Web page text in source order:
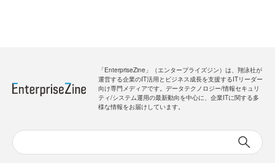
「EnterpriseZine」（エンタープライズジン）は、翔泳社が
運営する企業のIT活用とビジネス成長を支援するITリーダー
向け専門メディアです。データテクノロジー/情報セキュリ
ティ/システム運用の最新動向を中心に、企業ITに関する多
様な情報をお届けしています。